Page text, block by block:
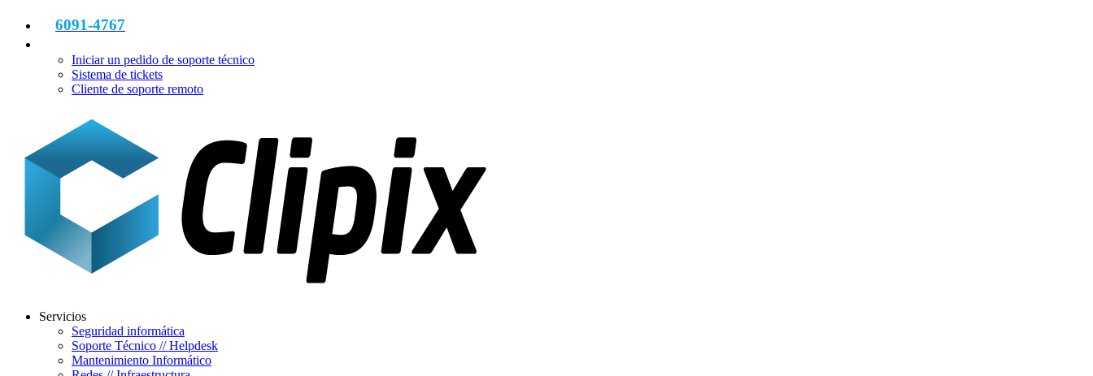
6091-4767
Iniciar un pedido de soporte técnico
Sistema de tickets
Cliente de soporte remoto
Servicios
Seguridad informática
Soporte Técnico // Helpdesk
Mantenimiento Informático